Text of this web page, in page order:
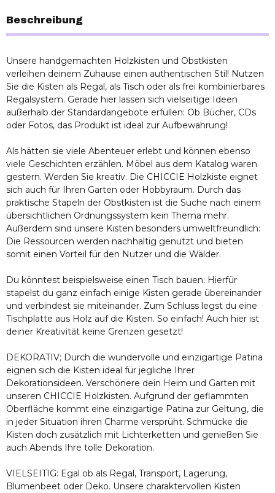
Beschreibung
Unsere handgemachten Holzkisten und Obstkisten
verleihen deinem Zuhause einen authentischen Stil! Nutzen
Sie die Kisten als Regal, als Tisch oder als frei kombinierbares
Regalsystem. Gerade hier lassen sich vielseitige Ideen
außerhalb der Standardangebote erfüllen: Ob Bücher, CDs
oder Fotos, das Produkt ist ideal zur Aufbewahrung!
Als hätten sie viele Abenteuer erlebt und können ebenso
viele Geschichten erzählen. Möbel aus dem Katalog waren
gestern. Werden Sie kreativ. Die CHICCIE Holzkiste eignet
sich auch für Ihren Garten oder Hobbyraum. Durch das
praktische Stapeln der Obstkisten ist die Suche nach einem
übersichtlichen Ordnungssystem kein Thema mehr.
Außerdem sind unsere Kisten besonders umweltfreundlich:
Die Ressourcen werden nachhaltig genutzt und bieten
somit einen Vorteil für den Nutzer und die Wälder.
Du könntest beispielsweise einen Tisch bauen: Hierfür
stapelst du ganz einfach einige Kisten gerade übereinander
und verbindest sie miteinander. Zum Schluss legst du eine
Tischplatte aus Holz auf die Kisten. So einfach! Auch hier ist
deiner Kreativität keine Grenzen gesetzt!
DEKORATIV; Durch die wundervolle und einzigartige Patina
eignen sich die Kisten ideal für jegliche Ihrer
Dekorationsideen. Verschönere dein Heim und Garten mit
unseren CHICCIE Holzkisten. Aufgrund der geflammten
Oberfläche kommt eine einzigartige Patina zur Geltung, die
in jeder Situation ihren Charme versprüht. Schmücke die
Kisten doch zusätzlich mit Lichterketten und genießen Sie
auch Abends Ihre tolle Dekoration.
VIELSEITIG: Egal ob als Regal, Transport, Lagerung,
Blumenbeet oder Deko. Unsere charaktervollen Kisten